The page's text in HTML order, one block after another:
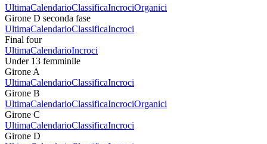
UltimaCalendarioClassificaIncrociOrganici
Girone D seconda fase
UltimaCalendarioClassificaIncroci
Final four
UltimaCalendarioIncroci
Under 13 femminile
Girone A
UltimaCalendarioClassificaIncroci
Girone B
UltimaCalendarioClassificaIncrociOrganici
Girone C
UltimaCalendarioClassificaIncroci
Girone D